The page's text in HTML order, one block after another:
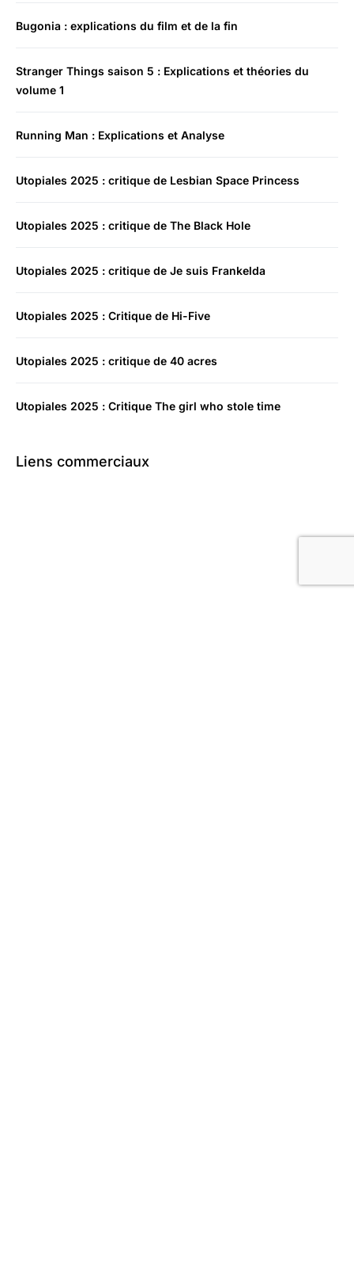
Bugonia : explications du film et de la fin
Stranger Things saison 5 : Explications et théories du
volume 1
Running Man : Explications et Analyse
Utopiales 2025 : critique de Lesbian Space Princess
Utopiales 2025 : critique de The Black Hole
Utopiales 2025 : critique de Je suis Frankelda
Utopiales 2025 : Critique de Hi-Five
Utopiales 2025 : critique de 40 acres
Utopiales 2025 : Critique The girl who stole time
Liens commerciaux